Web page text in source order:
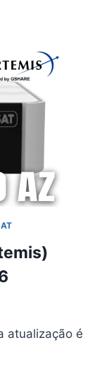
atualização é